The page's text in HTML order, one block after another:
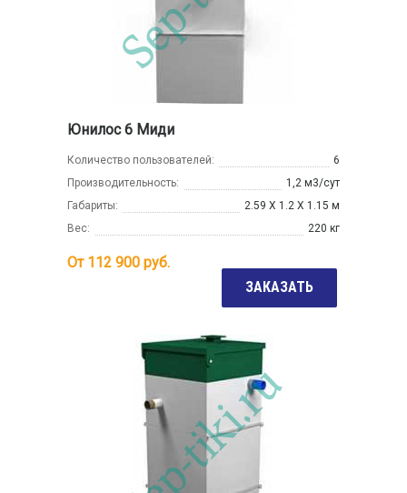
Юнилос 6 Миди
Количество пользователей:
6
Производительность:
1,2 м3/сут
Габариты:
2.59 Х 1.2 Х 1.15 м
Вес:
220 кг
От 112 900 руб.
ЗАКАЗАТЬ